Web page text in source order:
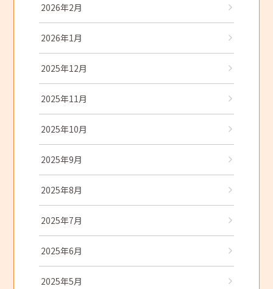
2026年2月
2026年1月
2025年12月
2025年11月
2025年10月
2025年9月
2025年8月
2025年7月
2025年6月
2025年5月